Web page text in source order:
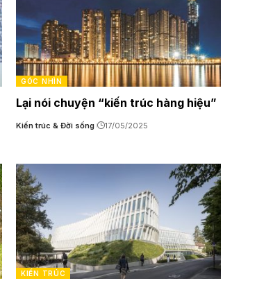
GÓC NHÌN
Lại nói chuyện “kiến trúc hàng hiệu”
Kiến trúc & Đời sống 17/05/2025
KIẾN TRÚC